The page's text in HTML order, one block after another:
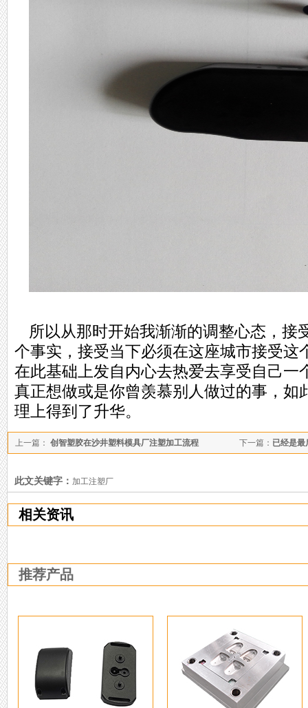
所以从那时开始我渐渐的调整心态，接
个事实，接受当下必须在这座城市接受这
在此基础上发自内心去热爱去享受自己一
真正想做或是你曾羡慕别人做过的事，如
理上得到了升华。
下一篇： 已经是最
上一篇： 创智塑胶在沙井塑料模具厂注塑加工流程
此文关键字： 加工注塑厂
相关资讯
推荐产品